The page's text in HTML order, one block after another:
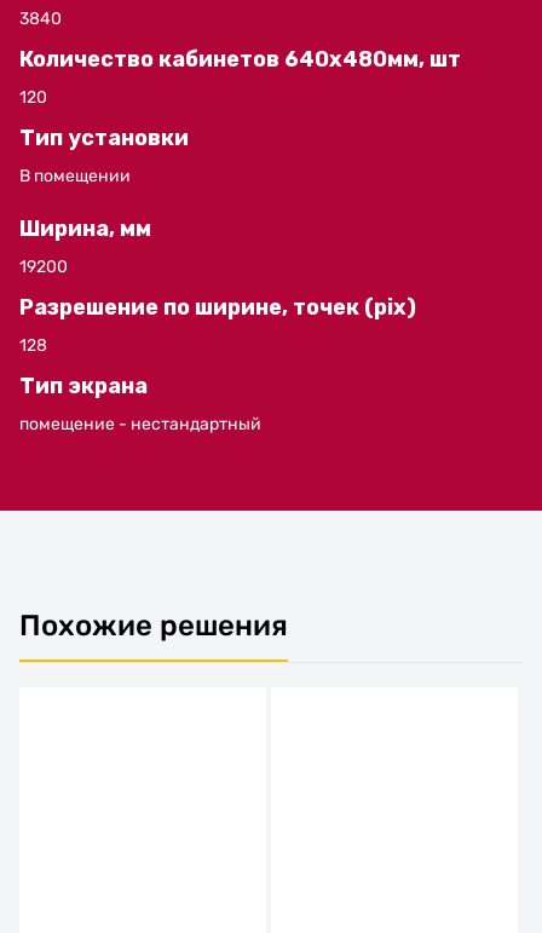
3840
Количество кабинетов 640x480мм, шт
120
Тип установки
В помещении
Ширина, мм
19200
Разрешение по ширине, точек (pix)
128
Тип экрана
помещение - нестандартный
Похожие решения